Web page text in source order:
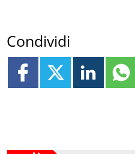
Condividi